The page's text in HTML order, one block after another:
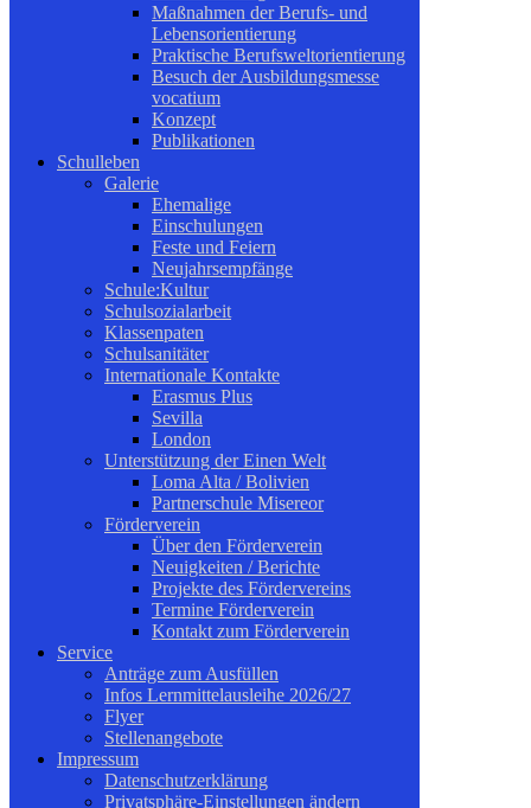
Maßnahmen der Berufs- und
Lebensorientierung
Praktische Berufsweltorientierung
Besuch der Ausbildungsmesse
vocatium
Konzept
Publikationen
Schulleben
Galerie
Ehemalige
Einschulungen
Feste und Feiern
Neujahrsempfänge
Schule:Kultur
Schulsozialarbeit
Klassenpaten
Schulsanitäter
Internationale Kontakte
Erasmus Plus
Sevilla
London
Unterstützung der Einen Welt
Loma Alta / Bolivien
Partnerschule Misereor
Förderverein
Über den Förderverein
Neuigkeiten / Berichte
Projekte des Fördervereins
Termine Förderverein
Kontakt zum Förderverein
Service
Anträge zum Ausfüllen
Infos Lernmittelausleihe 2026/27
Flyer
Stellenangebote
Impressum
Datenschutzerklärung
Privatsphäre-Einstellungen ändern